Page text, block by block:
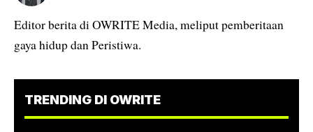
Editor berita di OWRITE Media, meliput pemberitaan
gaya hidup dan Peristiwa.
TRENDING DI OWRITE